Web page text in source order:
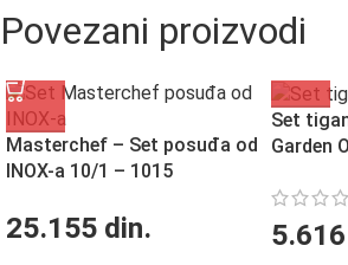
Povezani proizvodi
Masterchef – Set posuđa od
INOX-a 10/1 – 1015
25.155 din.
Set
Garden
5.616